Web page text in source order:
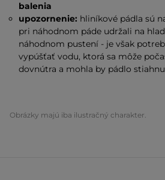
balenia
upozornenie: hliníkové pádla sú
pri náhodnom páde udržali na
náhodnom pustení - je však
vypúšťať vodu, ktorá sa môže
dovnútra a mohla by pádlo
Obrázky majú iba ilustračný charakter.